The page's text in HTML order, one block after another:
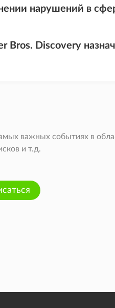
нарушений в
Bros. Discovery
важных событиях в
и т.д.